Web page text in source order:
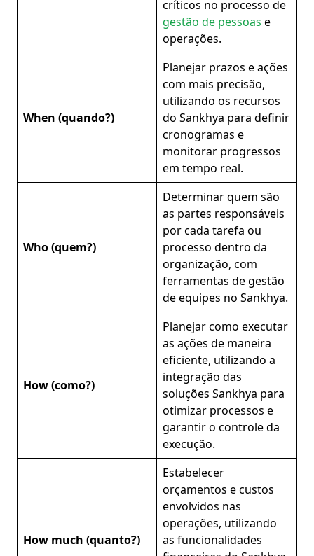
críticos no processo de
gestão de pessoas e
operações.
When (quando?)
Planejar prazos e ações
com mais precisão,
utilizando os recursos
do Sankhya para definir
cronogramas e
monitorar progressos
em tempo real.
Who (quem?)
Determinar quem são
as partes responsáveis
por cada tarefa ou
processo dentro da
organização, com
ferramentas de gestão
de equipes no Sankhya.
How (como?)
Planejar como executar
as ações de maneira
eficiente, utilizando a
integração das
soluções Sankhya para
otimizar processos e
garantir o controle da
execução.
How much (quanto?)
Estabelecer
orçamentos e custos
envolvidos nas
operações, utilizando
as funcionalidades